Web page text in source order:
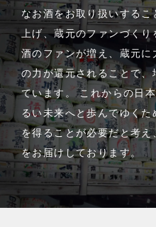
なお酒をお取り扱いする
上げ、蔵元のファンづく
酒のファンが増え、蔵元
の力が還元されることで
ています。 これからの日
るい未来へと歩んでゆく
を得ることが必要だと考
をお届けしております。